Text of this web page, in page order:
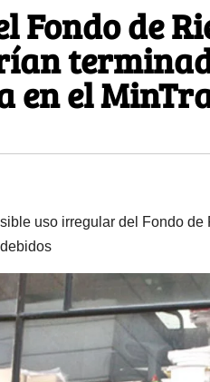
Fondo de
en el
uso irregular del Fondo